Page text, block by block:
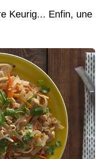
Keurig... Enfin, une